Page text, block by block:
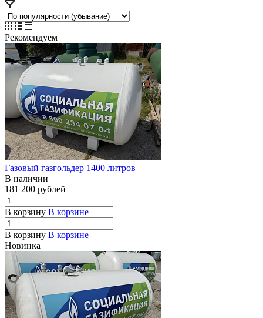
Рекомендуем
Газовый газгольдер 1400 литров
В наличии
181 200 рублей
В корзину В корзине
В корзину В корзине
Новинка